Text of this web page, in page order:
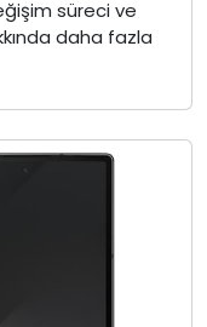
süreci ve
daha fazla